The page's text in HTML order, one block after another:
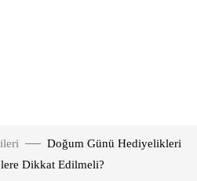
Doğum Günü Hediyelikleri
Dikkat Edilmeli?